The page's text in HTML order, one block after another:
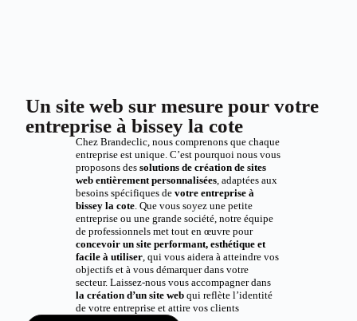
Un site web sur mesure pour votre
entreprise à bissey la cote
Chez Brandeclic, nous comprenons que chaque
entreprise est unique. C’est pourquoi nous vous
proposons des solutions de création de sites
web entièrement personnalisées, adaptées aux
besoins spécifiques de votre entreprise à
bissey la cote. Que vous soyez une petite
entreprise ou une grande société, notre équipe
de professionnels met tout en œuvre pour
concevoir un site performant, esthétique et
facile à utiliser, qui vous aidera à atteindre vos
objectifs et à vous démarquer dans votre
secteur. Laissez-nous vous accompagner dans
la création d’un site webqui reflète l’identité
de votre entreprise et attire vos clients